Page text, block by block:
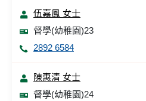
伍嘉鳳 女士
督學(幼稚園)23
2892 6584
陳惠清 女士
督學(幼稚園)24